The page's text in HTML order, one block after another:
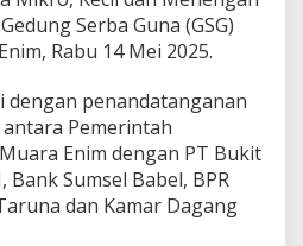
n
c
u
k
a
n
K
o
l
Serba Guna (GSG)
Rabu 14 Mei 2025.
dengan penandatanganan
Pemerintah
Enim dengan PT Bukit
Bank Sumsel Babel, BPR
dan Kamar Dagang